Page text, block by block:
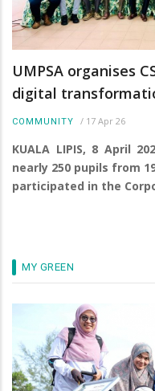
UMPSA organises
digital
COMMUNITY / 17 Apr 26
KUALA LIPIS, 8 April
nearly 250 pupils from
participated in the
MY GREEN